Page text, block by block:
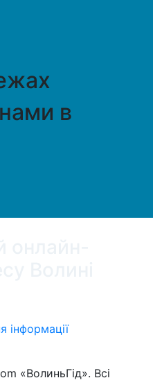
в
інформації
«ВолиньГід». Всі